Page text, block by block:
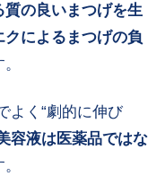
の良いまつげを生
によるまつげの負
よく“劇的に伸び
容液は医薬品ではな